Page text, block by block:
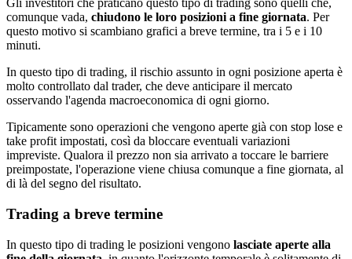
Gli investitori che praticano questo tipo di trading sono quelli che,
comunque vada, chiudono le loro posizioni a fine giornata. Per
questo motivo si scambiano grafici a breve termine, tra i 5 e i 10
minuti.
In questo tipo di trading, il rischio assunto in ogni posizione aperta è
molto controllato dal trader, che deve anticipare il mercato
osservando l'agenda macroeconomica di ogni giorno.
Tipicamente sono operazioni che vengono aperte già con stop lose e
take profit impostati, così da bloccare eventuali variazioni
impreviste. Qualora il prezzo non sia arrivato a toccare le barriere
preimpostate, l'operazione viene chiusa comunque a fine giornata, al
di là del segno del risultato.
Trading a breve termine
In questo tipo di trading le posizioni vengono lasciate aperte alla